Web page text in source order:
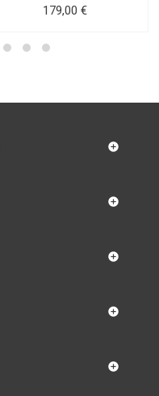
Prezzo
179,00 €




